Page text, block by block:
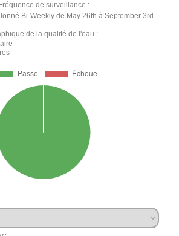
Fréquence de surveillance :
Bi-Weekly de May 26th à September 3rd.
de la qualité de l'eau :